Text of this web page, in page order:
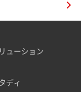
ューション
ディ